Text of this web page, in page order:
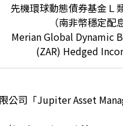
先機環球動態債券基金Ｌ
（南非幣穩定配
Merian Global Dynamic
(ZAR) Hedged
公司「Jupiter Asset